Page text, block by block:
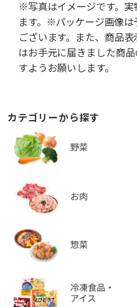
※写真はイメージです。実
ます。※パッケージ画像
ございます。また、商品
はお手元に届きました商
すようお願いします。
カテゴリーから探す